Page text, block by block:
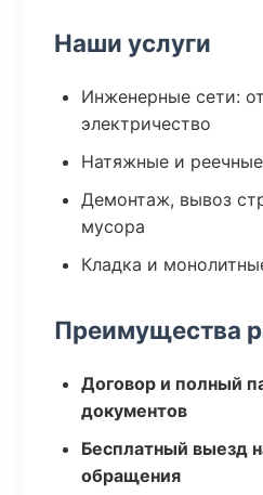
Наши услуги
Инженерные сети:
электричество
Натяжные и
Демонтаж, вывоз
мусора
Кладка и
Преимущества
Договор и полный
документов
Бесплатный выезд
обращения